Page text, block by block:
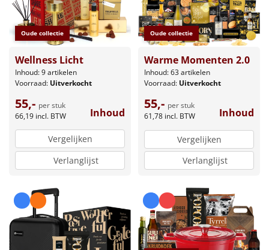
Oude collectie
Wellness Licht
Inhoud: 9 artikelen
Voorraad: Uitverkocht
55,- per stuk
66,19 incl. BTW Inhoud
Vergelijken
Verlanglijst
Oude collectie
Warme Momenten 2.0
Inhoud: 63 artikelen
Voorraad: Uitverkocht
55,- per stuk
61,78 incl. BTW Inhoud
Vergelijken
Verlanglijst